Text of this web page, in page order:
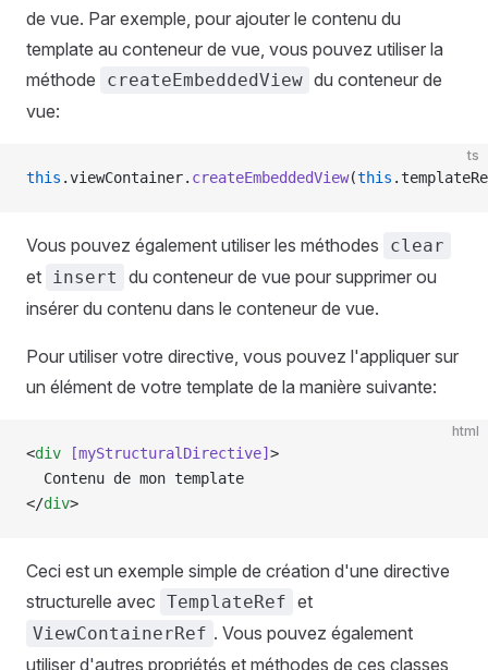
de vue. Par exemple, pour ajouter le contenu du
template au conteneur de vue, vous pouvez utiliser la
méthode
createEmbeddedView du conteneur de
vue:
ts
this .viewContainer. createEmbeddedView(this
Vous pouvez également utiliser les méthodes clear
et insert
du conteneur de vue pour supprimer ou
insérer du contenu dans le conteneur de vue.
Pour utiliser votre directive, vous pouvez l'appliquer sur
un élément de votre template de la manière suivante:
html
<div [myStructuralDirective] >
  Contenu de mon template
</div>
Ceci est un exemple simple de création d'une directive
structurelle avec TemplateRef et
ViewContainerRef . Vous pouvez également
utiliser d'autres propriétés et méthodes de ces classes